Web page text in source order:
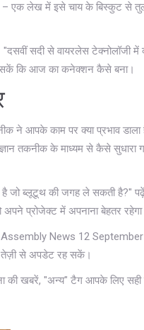
है – एक लेख में इसे चाय के बिस्कुट से
सदी से वायरलेस टेक्नोलॉजी में
सकें कि आज का कनेक्शन कैसे बना।
ने आपके काम पर क्या प्रभाव
तकनीक के माध्यम से कैसे सुधारा
है जो ब्लूटूथ की जगह ले सकती
प्रोजेक्ट में अपनाना बेहतर
News 12 September
तेज़ी से अपडेट रह सकें।
की खबरें, "अन्य" टैग आपके लिए